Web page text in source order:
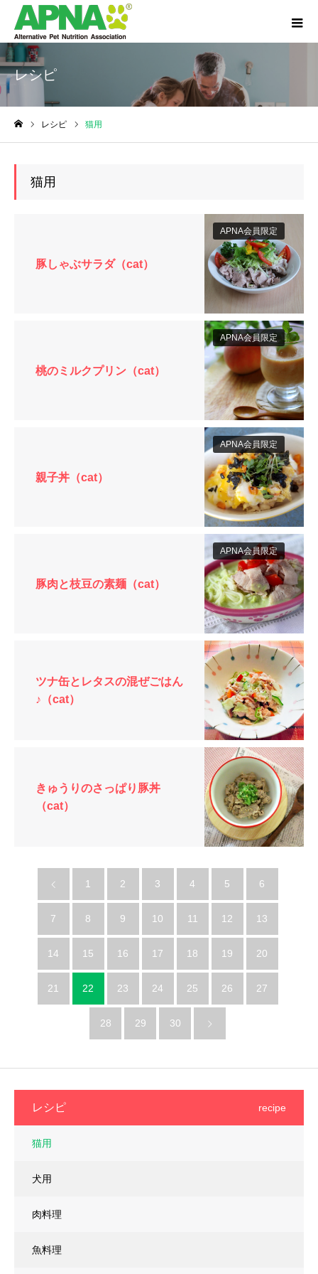
レシピ
レシピ 猫用
猫用
APNA会員限定
豚しゃぶサラダ（cat）
APNA会員限定
桃のミルクプリン（cat）
APNA会員限定
親子丼（cat）
APNA会員限定
豚肉と枝豆の素麺（cat）
ツナ缶とレタスの混ぜごはん
♪（cat）
きゅうりのさっぱり豚丼
（cat）
1 2 3 4 5 6
7 8 9 10 11 12 13
14 15 16 17 18 19 20
21 22 23 24 25 26 27
28 29 30
レシピ recipe
猫用
犬用
肉料理
魚料理